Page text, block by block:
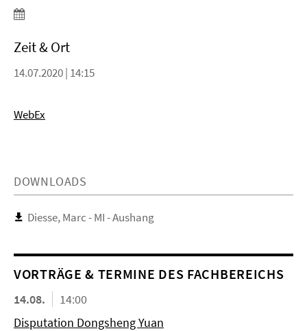
Zeit & Ort
14.07.2020 | 14:15
WebEx
DOWNLOADS
Diesse, Marc - MI - Aushang
VORTRÄGE & TERMINE DES FACHBEREICHS
14.08.
14:00
Disputation Dongsheng Yuan